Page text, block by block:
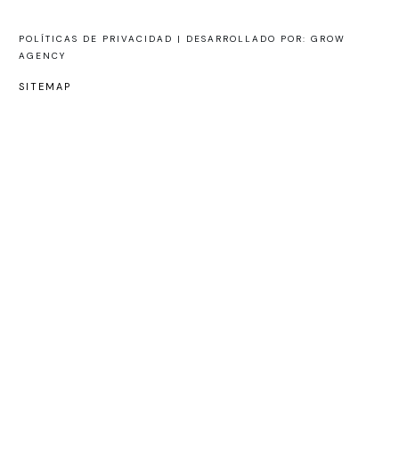
POLÍTICAS DE PRIVACIDAD |
DESARROLLADO POR: GROW
AGENCY
SITEMAP